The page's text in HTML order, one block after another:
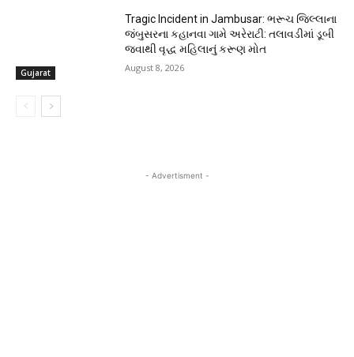
Gujarat
Tragic Incident in Jambusar: ભરૂચ જિલ્લાના
જંબુસરના કહાનવા ગામે અરેરાટી: તલાવડીમાં ડૂબી
જવાથી વૃદ્ધ મહિલાનું કરૂણ મોત
August 8, 2026
- Advertisment -